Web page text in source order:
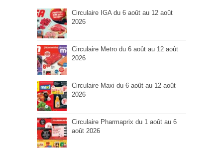
Circulaire IGA du 6 août au 12 août
2026
Circulaire Metro du 6 août au 12 août
2026
Circulaire Maxi du 6 août au 12 août
2026
Circulaire Pharmaprix du 1 août au 6
août 2026